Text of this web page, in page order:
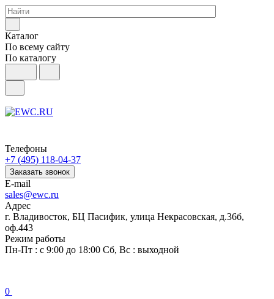
Каталог
По всему сайту
По каталогу
Телефоны
+7 (495) 118-04-37
Заказать звонок
E-mail
sales@ewc.ru
Адрес
г. Владивосток, БЦ Пасифик, улица Некрасовская, д.36б,
оф.443
Режим работы
Пн-Пт : с 9:00 до 18:00 Сб, Вс : выходной
0